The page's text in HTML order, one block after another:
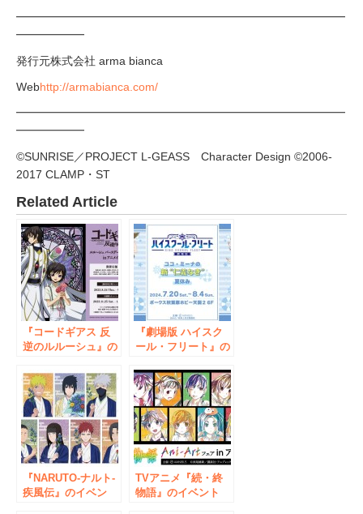
━━━━━━━━━━━━━━━━━━━━━━━━━━━━━
━━━━━━
発行元株式会社 arma bianca
Webhttp://armabianca.com/
━━━━━━━━━━━━━━━━━━━━━━━━━━━━━
━━━━━━
©SUNRISE／PROJECT L-GEASS Character Design ©2006-
2017 CLAMP・ST
Related Article
『コードギアス 反
逆のルルーシュ』の
ドギアス 反逆のル
ルーシュ』ルルーシ
ュ バースデーフェ
ア 2023 in アニメイ
ト」の開催が決定！
『劇場版 ハイスク
ール・フリート』の
ーナの新“仁義な
き”夏休み」の開催
が決定！
『NARUTO-ナルト-
疾風伝』のイベン
TVアニメ『続・終
物語』のイベント